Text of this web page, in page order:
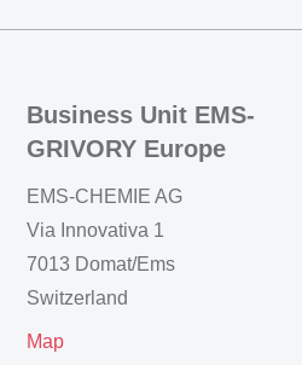
Business Unit EMS-
GRIVORY Europe
EMS-CHEMIE AG
Via Innovativa 1
7013 Domat/Ems
Switzerland
Map